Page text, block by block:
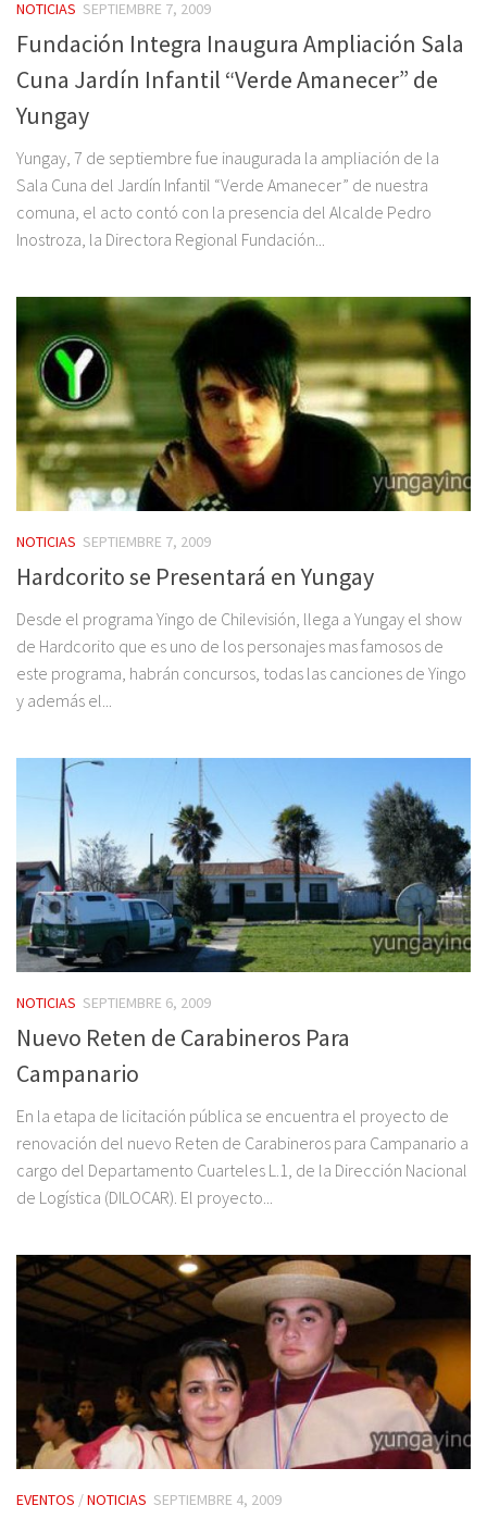
NOTICIAS SEPTIEMBRE 7, 2009
Fundación Integra Inaugura Ampliación Sala
Cuna Jardín Infantil “Verde Amanecer” de
Yungay
Yungay, 7 de septiembre fue inaugurada la ampliación de la
Sala Cuna del Jardín Infantil “Verde Amanecer” de nuestra
comuna, el acto contó con la presencia del Alcalde Pedro
Inostroza, la Directora Regional Fundación...
NOTICIAS SEPTIEMBRE 7, 2009
Hardcorito se Presentará en Yungay
Desde el programa Yingo de Chilevisión, llega a Yungay el show
de Hardcorito que es uno de los personajes mas famosos de
este programa, habrán concursos, todas las canciones de Yingo
y además el...
NOTICIAS SEPTIEMBRE 6, 2009
Nuevo Reten de Carabineros Para
Campanario
En la etapa de licitación pública se encuentra el proyecto de
renovación del nuevo Reten de Carabineros para Campanario a
cargo del Departamento Cuarteles L.1, de la Dirección Nacional
de Logística (DILOCAR). El proyecto...
EVENTOS /NOTICIAS SEPTIEMBRE 4, 2009